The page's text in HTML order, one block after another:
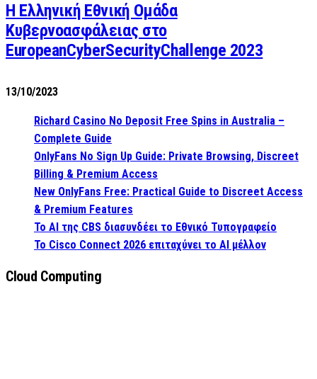
Η Ελληνική Εθνική Ομάδα
Κυβερνοασφάλειας στο
EuropeanCyberSecurityChallenge 2023
13/10/2023
Richard Casino No Deposit Free Spins in Australia –
Complete Guide
OnlyFans No Sign Up Guide: Private Browsing, Discreet
Billing & Premium Access
New OnlyFans Free: Practical Guide to Discreet Access
& Premium Features
Το AI της CBS διασυνδέει το Εθνικό Τυπογραφείο
Το Cisco Connect 2026 επιταχύνει το AI μέλλον
Cloud Computing